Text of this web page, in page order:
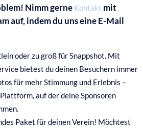
Nimm gerne Kontakt mit
auf, indem du uns eine E-Mail
oder zu groß für Snappshot. Mit
bietest du deinen Besuchern immer
für mehr Stimmung und Erlebnis –
auf der deine Sponsoren
Paket für deinen Verein! Möchtest